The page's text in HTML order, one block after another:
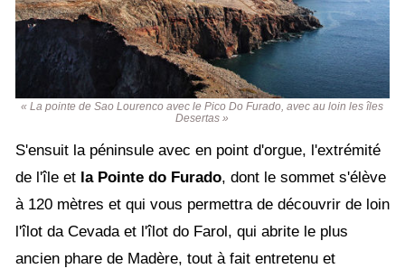
« La pointe de Sao Lourenco avec le Pico Do Furado, avec au loin les îles
Desertas »
S'ensuit la péninsule avec en point d'orgue, l'extrémité
de l'île etla Pointe do Furado, dont le sommet s'élève
à 120 mètres et qui vous permettra de découvrir de loin
l'îlot da Cevada et l'îlot do Farol, qui abrite le plus
ancien phare de Madère, tout à fait entretenu et